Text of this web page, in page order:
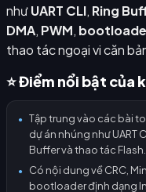
nhưUART CLI, Ring
DMA, PWM,
thao tác ngoại vi căn
⭐ Điểm nổi bật của
●
Tập trung vào các bài
dự án nhúng như UART
Buffer và thao tác Flash.
●
Có nội dung về CRC,
bootloader định dạng